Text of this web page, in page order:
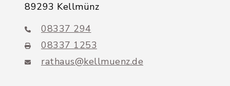
89293 Kellmünz
08337 294
08337 1253
rathaus@kellmuenz.de